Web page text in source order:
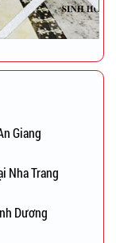
Giang
Nha Trang
Dương